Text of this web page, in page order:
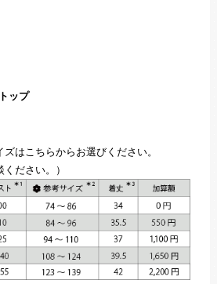
ップ
はこちらからお選びください。
ださい。）